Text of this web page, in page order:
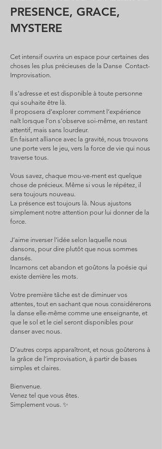
PRESENCE, GRACE,
MYSTERE
Cet intensif ouvrira un espace pour certaines des
choses les plus précieuses de la Danse Contact-
Improvisation.
Il s’adresse et est disponible à toute personne
qui souhaite être là.
Il proposera d’explorer comment l’expérience
naît lorsque l’on s’observe soi-même, en restant
attentif, mais sans lourdeur.
En faisant alliance avec la gravité, nous trouvons
une porte vers le jeu, vers la force de vie qui nous
traverse tous.
Vous savez, chaque mou-ve-ment est quelque
chose de précieux. Même si vous le répétez, il
sera toujours nouveau.
La présence est toujours là. Nous ajustons
simplement notre attention pour lui donner de la
force.
J’aime inverser l’idée selon laquelle nous
dansons, pour dire plutôt que nous sommes
dansés.
Incarnons cet abandon et goûtons la poésie qui
existe derrière les mots.
Votre première tâche est de diminuer vos
attentes, tout en sachant que nous considérerons
la danse elle-même comme une enseignante, et
que le sol et le ciel seront disponibles pour
danser avec nous.
D’autres corps apparaîtront, et nous goûterons à
la grâce de l’improvisation, à partir de bases
simples et claires.
Bienvenue.
Venez tel que vous êtes.
Simplement vous. ✨